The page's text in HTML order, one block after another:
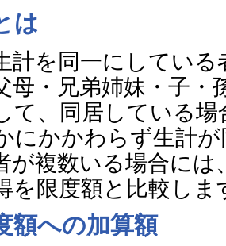
は
を同一にしている
母・兄弟姉妹・子・
て、同居している
にかかわらず生計
複数いる場合には
を限度額と比較しま
額への加算額